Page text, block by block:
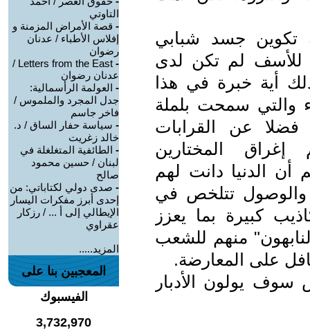
تكوين جسد شبابي
للأسف لم تكن لدى
أية خبرة في هذا
والتي سمحت بلملة
عن القرابات
المختارين
أن الدنيا دانت لهم
والوصول تتلخص في
كبيرة بما يعزز
منهم للشعب
على المعارضة.
يولون الأدبار
التاوتي
- قصة الأمراض المزمنة و
إفلاس الأطباء / عدنان
رضوان
-
Letters from the East /
عدنان رضوان
- العولمة الرأسمالية:
جدل المجرد والملموس /
فاخر جاسم
- سياسة حفار الساق / د.
خالد زغريت
- الطائفية المتغلغلة في
لبنان / حسين محمود
صالح
- صدى دولي لكتاباتي: من
إحدى أبرز مفكرات اليسار
الإيطالي إلى أ ... / رزكار
عقراوي
المزيد.....
المعجبين بنا على
الفيسبوك
3,732,970